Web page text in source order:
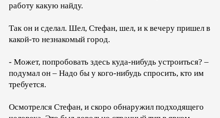
работу какую найду.
Так он и сделал. Шел, Стефан, шел, и к вечеру пришел в
какой-то незнакомый город.
- Может, попробовать здесь куда-нибудь устроиться? –
подумал он – Надо бы у кого-нибудь спросить, кто им
требуется.
Осмотрелся Стефан, и скоро обнаружил подходящего